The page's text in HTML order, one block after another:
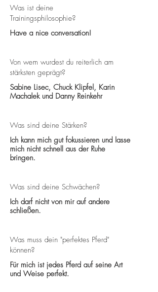
Was ist deine
Trainingsphilosophie?
Have a nice conversation!
Von wem wurdest du reiterlich am
stärksten geprägt?
Sabine Lisec, Chuck Klipfel, Karin
Machalek und Danny Reinkehr
Was sind deine Stärken?
Ich kann mich gut fokussieren und lasse
mich nicht schnell aus der Ruhe
bringen.
Was sind deine Schwächen?
Ich darf nicht von mir auf andere
schließen.
Was muss dein "perfektes Pferd"
können?
Für mich ist jedes Pferd auf seine Art
und Weise perfekt.